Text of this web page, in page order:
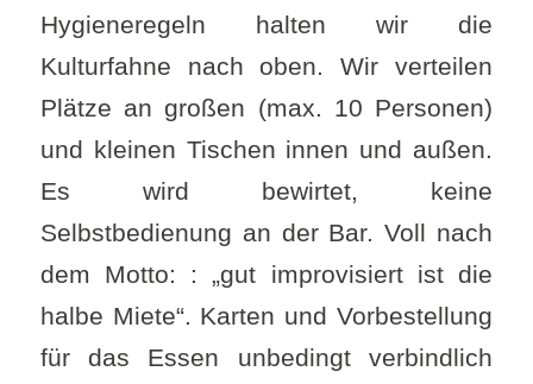
Hygieneregeln halten wir die
Kulturfahne nach oben. Wir verteilen
Plätze an großen (max. 10 Personen)
und kleinen Tischen innen und außen.
Es wird bewirtet, keine
Selbstbedienung an der Bar. Voll nach
dem Motto: : „gut improvisiert ist die
halbe Miete“. Karten und Vorbestellung
für das Essen unbedingt verbindlich